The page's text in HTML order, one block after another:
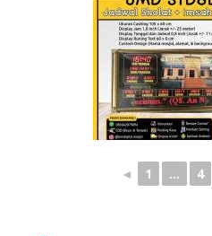
◄ 1 ... 4